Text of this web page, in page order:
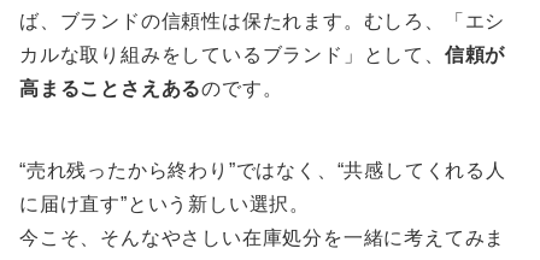
ば、ブランドの信頼性は保たれます。むしろ、「エシ
カルな取り組みをしているブランド」として、 信頼が
高まることさえあるのです。
“売れ残ったから終わり”ではなく、“共感してくれる人
に届け直す”という新しい選択。
今こそ、そんなやさしい在庫処分を一緒に考えてみま